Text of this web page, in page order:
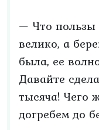
— Что пользы
велико, а
была, ее
Давайте
тысяча! Чего
догребем до